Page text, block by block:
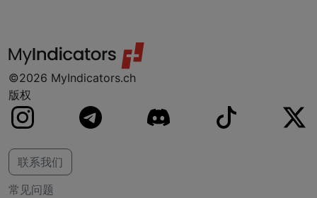
©2026 MyIndicators.ch
版权
联系我们
常见问题